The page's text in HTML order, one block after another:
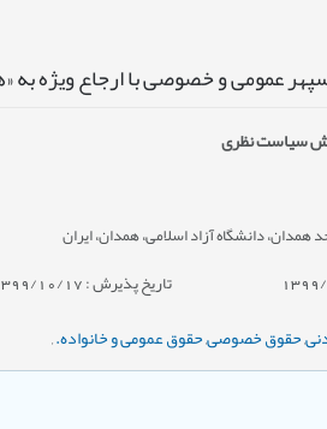
عمومی و خصوصی با ارجاع ویژه به
سیاست نظری
همدان، دانشگاه آزاد اسلامی، همدان، ایران
تاریخ پذیرش : 1399/10/17
,حقوق خصوصی,حقوق عمومی و خانواده.,